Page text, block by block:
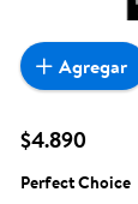
$4.890
Perfect Choice
Agregar